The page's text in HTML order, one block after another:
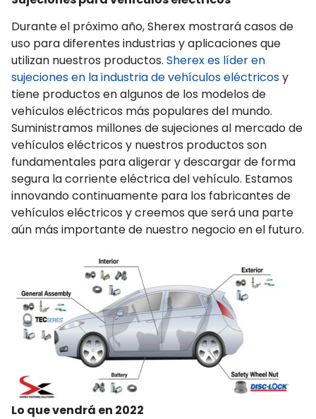
Durante el próximo año, Sherex mostrará casos de
uso para diferentes industrias y aplicaciones que
utilizan nuestros productos. Sherex es líder en
sujeciones en la industria de vehículos eléctricosy
tiene productos en algunos de los modelos de
vehículos eléctricos más populares del mundo.
Suministramos millones de sujeciones al mercado de
vehículos eléctricos y nuestros productos son
fundamentales para aligerar y descargar de forma
segura la corriente eléctrica del vehículo. Estamos
innovando continuamente para los fabricantes de
vehículos eléctricos y creemos que será una parte
aún más importante de nuestro negocio en el futuro.
Lo que vendrá en 2022